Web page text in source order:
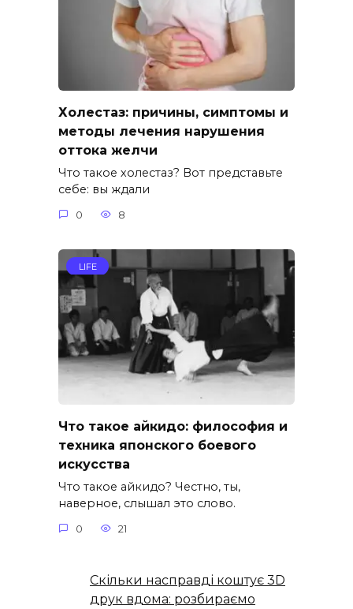
Холестаз: причины, симптомы и
методы лечения нарушения
оттока желчи
Что такое холестаз? Вот представьте
себе: вы ждали
0 8
LIFE
Что такое айкидо: философия и
техника японского боевого
искусства
Что такое айкидо? Честно, ты,
наверное, слышал это слово.
0 21
Скільки насправді коштує 3D
друк вдома: розбираємо